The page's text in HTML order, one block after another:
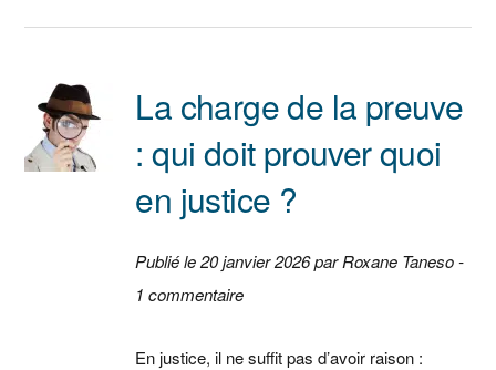
La charge de la preuve
: qui doit prouver quoi
en justice ?
Publié le 20 janvier 2026 par Roxane Taneso -
1 commentaire
En justice, il ne suffit pas d’avoir raison :